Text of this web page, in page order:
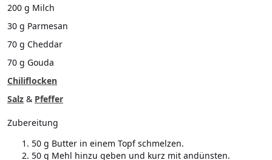
200 g Milch
30 g Parmesan
70 g Cheddar
70 g Gouda
Chiliflocken
Salz & Pfeffer
Zubereitung
50 g Butter in einem Topf schmelzen.
50 g Mehl hinzu geben und kurz mit andünsten.